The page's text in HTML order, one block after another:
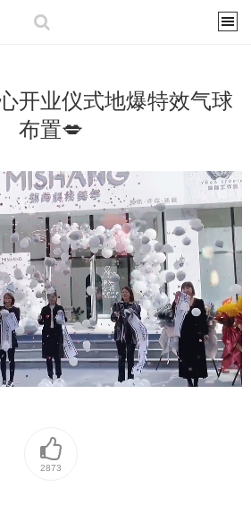
开业仪式地爆特效气球
布置💋
2873